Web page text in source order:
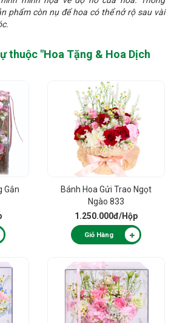
phẩm còn nụ để hoa có thể nở rộ sau vài
thuộc "Hoa Tặng & Hoa Dịch
Gắn
Bánh Hoa Gửi Trao Ngọt
Ngào 833
1.250.000đ/Hộp
Giỏ Hàng